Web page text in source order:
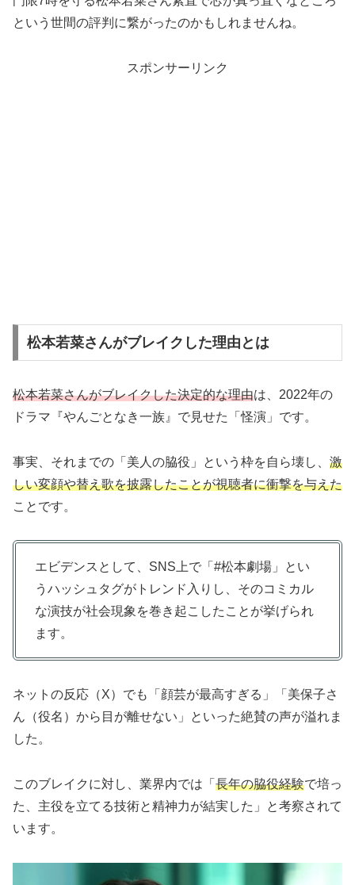
という世間の評判に繋がったのかもしれませんね。
スポンサーリンク
松本若菜さんがブレイクした理由とは
松本若菜さんがブレイクした決定的な理由は、2022年の
ドラマ『やんごとなき一族』で見せた「怪演」です。
事実、それまでの「美人の脇役」という枠を自ら壊し、 激
しい変顔や替え歌を披露したことが視聴者に衝撃を与えた
ことです。
エビデンスとして、SNS上で「#松本劇場」とい
うハッシュタグがトレンド入りし、そのコミカル
な演技が社会現象を巻き起こしたことが挙げられ
ます。
ネットの反応（X）でも「顔芸が最高すぎる」「美保子さ
ん（役名）から目が離せない」といった絶賛の声が溢れま
した。
このブレイクに対し、業界内では「 長年の脇役経験で培っ
た、主役を立てる技術と精神力が結実した」と考察されて
います。